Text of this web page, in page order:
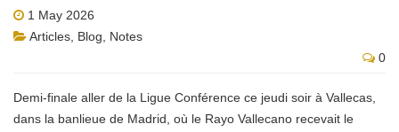
1 May 2026
Articles Blog
Notes
0
Demi-finale aller de la Ligue Conférence ce jeudi soir à Vallecas,
dans la banlieue de Madrid, où le Rayo Vallecano recevait le